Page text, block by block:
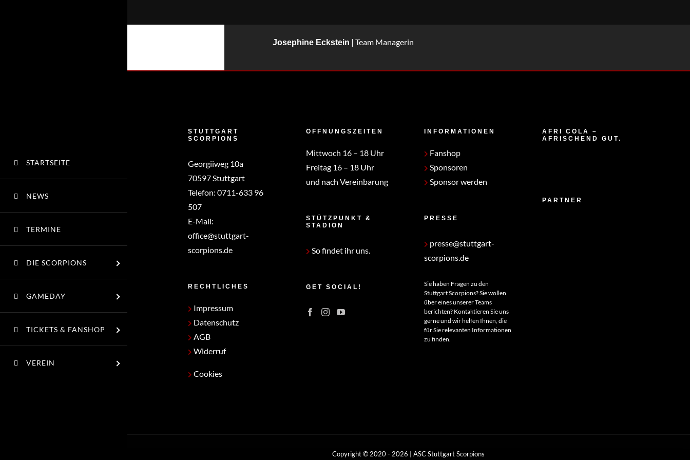
STARTSEITE
NEWS
TERMINE
DIE SCORPIONS
GAMEDAY
TICKETS & FANSHOP
VEREIN
Josephine Eckstein | Team Managerin
STUTTGART
SCORPIONS
Georgiiweg 10a
70597 Stuttgart
Telefon: 0711-633 96
507
E-Mail:
office@stuttgart-
scorpions.de
RECHTLICHES
Impressum
Datenschutz
AGB
Widerruf
Cookies
ÖFFNUNGSZEITEN
Mittwoch 16 – 18 Uhr
Freitag 16 – 18 Uhr
und nach Vereinbarung
STÜTZPUNKT &
STADION
So findet ihr uns.
GET SOCIAL!
INFORMATIONEN
Fanshop
Sponsoren
Sponsor werden
PRESSE
presse@stuttgart-
scorpions.de
Sie haben Fragen zu den
Stuttgart Scorpions? Sie wollen
über eines unserer Teams
berichten? Kontaktieren Sie uns
gerne und wir helfen Ihnen, die
für Sie relevanten Informationen
zu finden.
AFRI COLA –
AFRISCHEND GUT.
PARTNER
Copyright © 2020 -2026 | ASC Stuttgart Scorpions